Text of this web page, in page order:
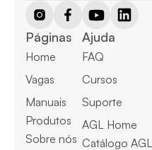
Páginas
Home
Vagas
Manuais
Produtos
Sobre nós
Ajuda
FAQ
Cursos
Suporte
AGL Home
Catálogo AGL